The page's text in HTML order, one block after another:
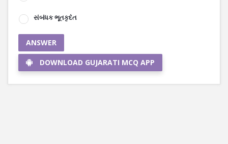
સંબંધક ભૂતકૃદંત
ANSWER
DOWNLOAD GUJARATI MCQ APP